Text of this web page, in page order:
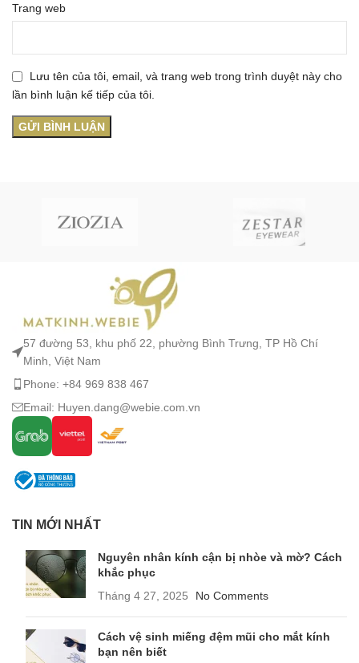
Trang web
Lưu tên của tôi, email, và trang web trong trình duyệt này cho
lần bình luận kế tiếp của tôi.
57 đường 53, khu phố 22, phường Bình Trưng, TP Hồ Chí
Minh, Việt Nam
Phone: +84 969 838 467
Email: Huyen.dang@webie.com.vn
TIN MỚI NHẤT
Nguyên nhân kính cận bị nhòe và mờ? Cách
khắc phục
Tháng 4 27, 2025
No Comments
Cách vệ sinh miếng đệm mũi cho mắt kính
bạn nên biết